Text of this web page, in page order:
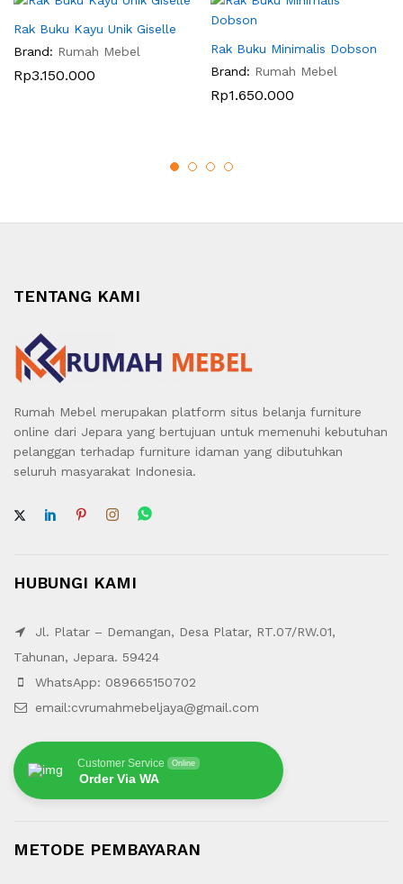
Rak Buku Kayu Unik Giselle
Brand: Rumah Mebel
Rp3.150.000
Rak Buku Minimalis Dobson
Brand: Rumah Mebel
Rp1.650.000
TENTANG KAMI
Rumah Mebel merupakan platform situs belanja furniture
online dari Jepara yang bertujuan untuk memenuhi kebutuhan
pelanggan terhadap furniture idaman yang dibutuhkan
seluruh masyarakat Indonesia.
HUBUNGI KAMI
Jl. Platar – Demangan, Desa Platar, RT.07/RW.01,
Tahunan, Jepara. 59424
WhatsApp: 089665150702
email:cvrumahmebeljaya@gmail.com
Customer Service Online
Order Via WA
METODE PEMBAYARAN